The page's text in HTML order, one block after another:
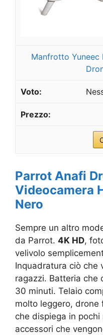
Manfrotto Yuneec
Parrot Anafi
Videocamera
Nero
Sempre un altro
da Parrot. 4K HD,
velivolo
Inquadratura ciò che
ragazzi. Batteria che
30 minuti. Telaio
molto leggero,
che dispiega in
accessori che